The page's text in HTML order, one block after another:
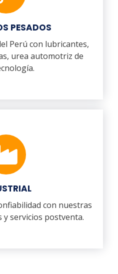
PESADOS
Perú con lubricantes,
urea automotriz de
con nuestras
y servicios postventa.